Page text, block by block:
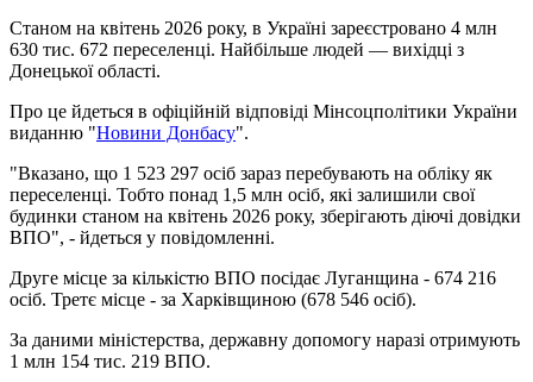
Станом на квітень 2026 року, в Україні зареєстровано 4 млн
630 тис. 672 переселенці. Найбільше людей — вихідці з
Донецької області.
Про це йдеться в офіційній відповіді Мінсоцполітики України
виданню "Новини Донбасу".
"Вказано, що 1 523 297 осіб зараз перебувають на обліку як
переселенці. Тобто понад 1,5 млн осіб, які залишили свої
будинки станом на квітень 2026 року, зберігають діючі довідки
ВПО", - йдеться у повідомленні.
Друге місце за кількістю ВПО посідає Луганщина - 674 216
осіб. Третє місце - за Харківщиною (678 546 осіб).
За даними міністерства, державну допомогу наразі отримують
1 млн 154 тис. 219 ВПО.